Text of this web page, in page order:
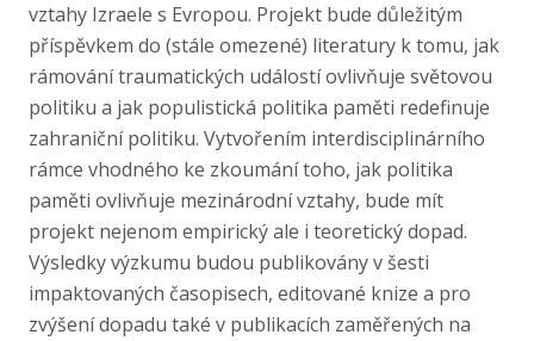
vztahy Izraele s Evropou. Projekt bude důležitým
příspěvkem do (stále omezené) literatury k tomu, jak
rámování traumatických událostí ovlivňuje světovou
politiku a jak populistická politika paměti redefinuje
zahraniční politiku. Vytvořením interdisciplinárního
rámce vhodného ke zkoumání toho, jak politika
paměti ovlivňuje mezinárodní vztahy, bude mít
projekt nejenom empirický ale i teoretický dopad.
Výsledky výzkumu budou publikovány v šesti
impaktovaných časopisech, editované knize a pro
zvýšení dopadu také v publikacích zaměřených na